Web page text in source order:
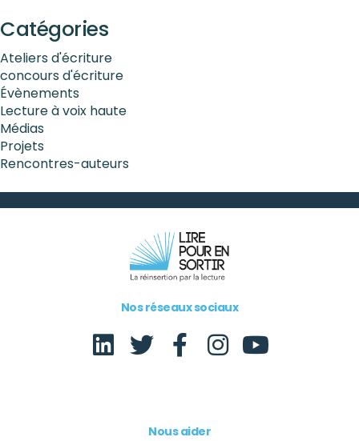
Catégories
Ateliers d'écriture
concours d'écriture
Évènements
Lecture à voix haute
Médias
Projets
Rencontres-auteurs
Nos réseaux sociaux
Nous aider